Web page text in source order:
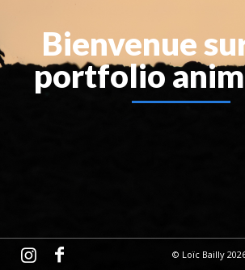
Bienvenue
portfolio
© Loïc Bailly